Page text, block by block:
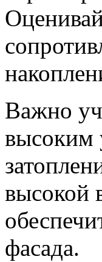
Важно
высоким
высокой
фасада.